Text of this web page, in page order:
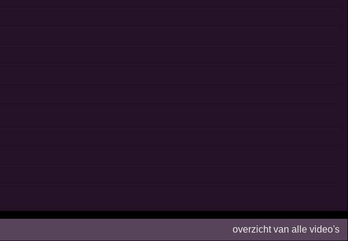
overzicht van alle video's